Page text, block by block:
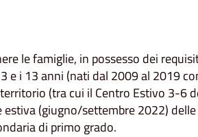
le famiglie, in possesso dei
e i 13 anni (nati dal 2009 al 2019
(tra cui il Centro Estivo 3-6
estiva (giugno/settembre 2022)
di primo grado.